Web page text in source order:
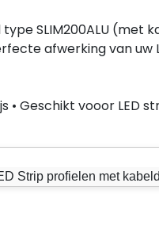
SLIM200ALU
afwerking van uw
• Geschikt vooor LED
Strip profielen met